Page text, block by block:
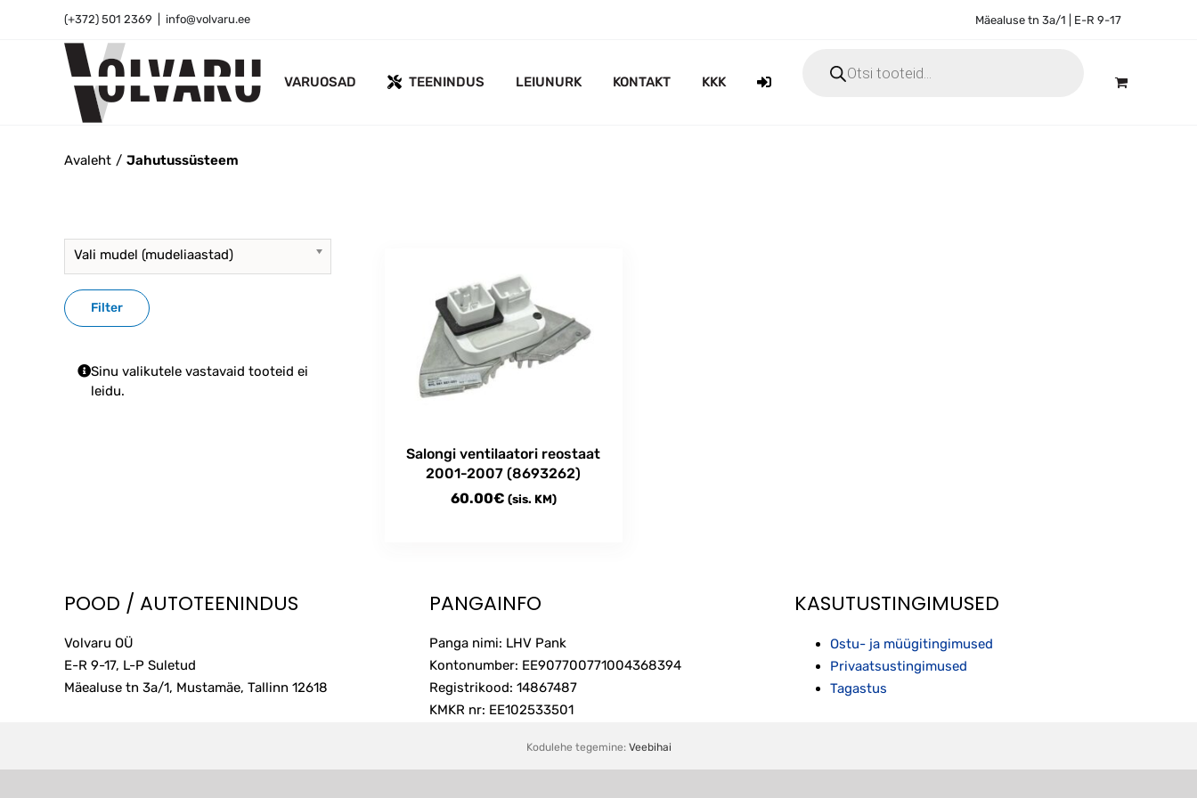
(+372) 501 2369 info@volvaru.ee Mäealuse tn 3a/1 | E-R 9-17
VARUOSAD TEENINDUS LEIUNURK KONTAKT KKK
search
Avaleht Jahutussüsteem
Salongi ventilaatori reostaat
2001-2007 (8693262)
60.00€ (sis. KM)
Vali mudel (mudeliaastad)
Filter
Sinu valikutele vastavaid tooteid ei
leidu.
POOD / AUTOTEENINDUS
Volvaru OÜ
E-R 9-17, L-P Suletud
Mäealuse tn 3a/1, Mustamäe, Tallinn 12618
PANGAINFO
Panga nimi: LHV Pank
Kontonumber: EE907700771004368394
Registrikood: 14867487
KMKR nr: EE102533501
KASUTUSTINGIMUSED
Ostu- ja müügitingimused
Privaatsustingimused
Tagastus
Kodulehe tegemine: Veebihai